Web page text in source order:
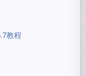
教程